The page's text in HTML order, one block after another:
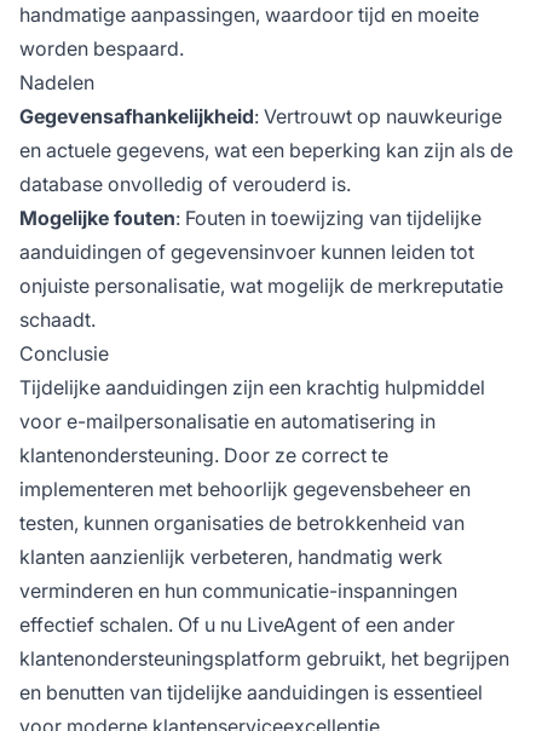
handmatige aanpassingen, waardoor tijd en moeite
worden bespaard.
Nadelen
Gegevensafhankelijkheid: Vertrouwt op nauwkeurige
en actuele gegevens, wat een beperking kan zijn als de
database onvolledig of verouderd is.
Mogelijke fouten: Fouten in toewijzing van tijdelijke
aanduidingen of gegevensinvoer kunnen leiden tot
onjuiste personalisatie, wat mogelijk de merkreputatie
schaadt.
Conclusie
Tijdelijke aanduidingen zijn een krachtig hulpmiddel
voor e-mailpersonalisatie en automatisering in
klantenondersteuning. Door ze correct te
implementeren met behoorlijk gegevensbeheer en
testen, kunnen organisaties de betrokkenheid van
klanten aanzienlijk verbeteren, handmatig werk
verminderen en hun communicatie-inspanningen
effectief schalen. Of u nu LiveAgent of een ander
klantenondersteuningsplatform gebruikt, het begrijpen
en benutten van tijdelijke aanduidingen is essentieel
voor moderne klantenserviceexcellentie.